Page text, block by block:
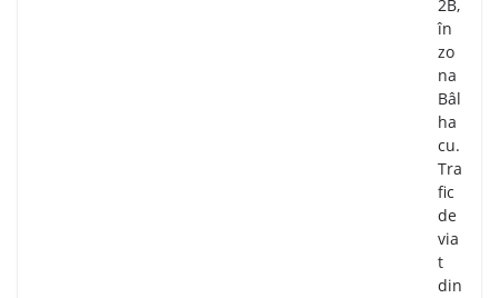
2B,
în
zo
na
Bâl
ha
cu.
Tra
fic
de
via
t
din